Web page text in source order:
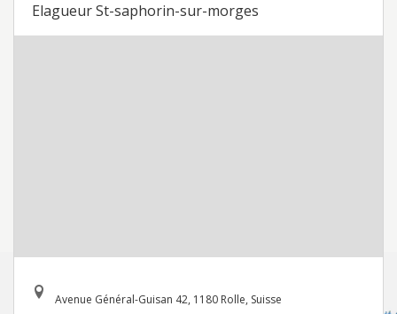
Elagueur St-saphorin-sur-morges
Avenue Général-Guisan 42, 1180 Rolle, Suisse